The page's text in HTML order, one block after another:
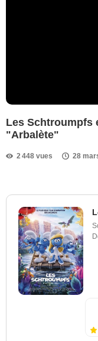
Les Schtroumpfs
"Arbalète"
2 448 vues 28